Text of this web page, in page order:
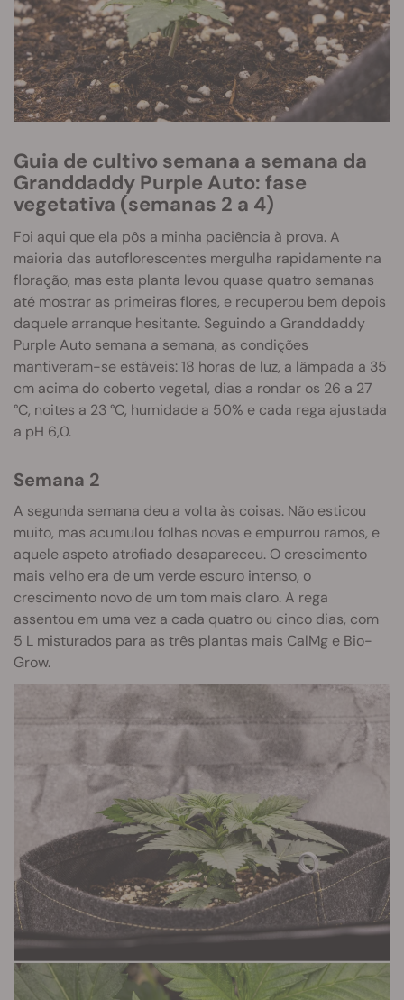
Guia de cultivo semana a semana da
Granddaddy Purple Auto: fase
vegetativa (semanas 2 a 4)
Foi aqui que ela pôs a minha paciência à prova. A
maioria das autoflorescentes mergulha rapidamente na
floração, mas esta planta levou quase quatro semanas
até mostrar as primeiras flores, e recuperou bem depois
daquele arranque hesitante. Seguindo a Granddaddy
Purple Auto semana a semana, as condições
mantiveram-se estáveis: 18 horas de luz, a lâmpada a 35
cm acima do coberto vegetal, dias a rondar os 26 a 27
°C, noites a 23 °C, humidade a 50% e cada rega ajustada
a pH 6,0.
Semana 2
A segunda semana deu a volta às coisas. Não esticou
muito, mas acumulou folhas novas e empurrou ramos, e
aquele aspeto atrofiado desapareceu. O crescimento
mais velho era de um verde escuro intenso, o
crescimento novo de um tom mais claro. A rega
assentou em uma vez a cada quatro ou cinco dias, com
5 L misturados para as três plantas mais CalMg e Bio-
Grow.